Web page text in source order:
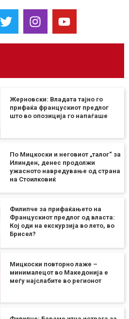
Жерновски: Владата тајно го
прифаќа францускиот предлог
што во опозиција го напаѓаше
По Мицкоски и неговиот „талог“ за
Илинден, денес продолжи
ужасното навредување од страна
на Стоилковиќ
Филипче за прифаќањето на
Францускиот предлог од власта:
Кој оди на екскурзија во лето, во
Брисел?
Мицкоски повторно лаже –
минималецот во Македонија е
меѓу најслабите во регионот